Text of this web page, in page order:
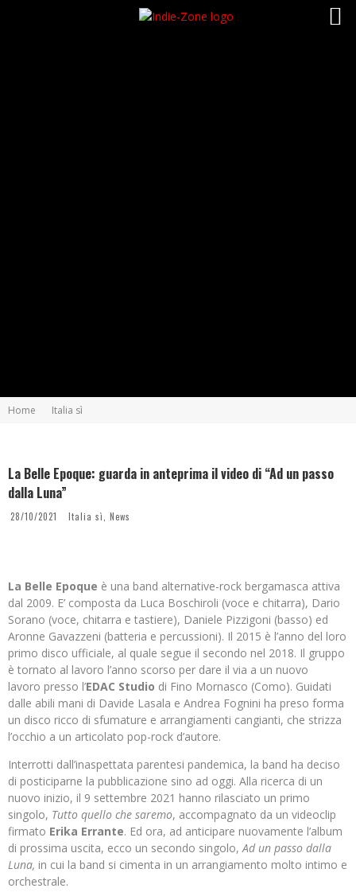
Home Italia sì
La Belle Epoque: guarda in anteprima il video di “Ad un passo
dalla Luna”
28/10/2021 Italia sì News
La Belle Epoque è una band alternative-rock bergamasca attiva
dal 2009. E’ composta da Luca Boschiroli (voce e chitarra), Dario
Sorano (voce, chitarra e tastiere), Daniele Pizzigoni (basso) ed
Aronne Gavazzeni (batteria e percussioni). Il 2015 è l’anno del loro
primo disco ufficiale, al quale segue il secondo nel 2018. Il gruppo
è tornato al lavoro l’anno scorso per dare il via a un nuovo
lavoro presso l’EDAC Studio di Fino Mornasco (Como). Guidati
dalle abili mani di Davide Lasala e Andrea Fognini ha preso forma
un disco ricco di sfumature e arrangiamenti cangianti, che strizza
l’occhio a un articolato pop-rock d’autore.
Interrotti dall’inaspettata parentesi pandemica, la band ha deciso
di posticiparne la pubblicazione sino ad oggi. Alla ricerca di un
nuovo inizio, il 9 settembre 2021 hanno rilasciato un primo
singolo, Tutto quello che saremo, accompagnato da un videoclip
firmato Erika Errante. Ed ora, ad anticipare nuovamente l’album
di prossima uscita, ecco un secondo singolo,Ad un passo dalla
Luna, in cui la band si cimenta in un arrangiamento molto intimo e
orchestrale.